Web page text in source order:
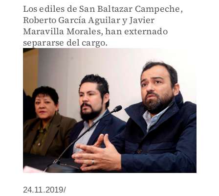
Los ediles de San Baltazar Campeche,
Roberto García Aguilar y Javier
Maravilla Morales, han externado
separarse del cargo.
24.11.2019/